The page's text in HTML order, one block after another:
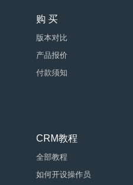
购 买
版本对比
产品报价
付款须知
CRM教程
全部教程
如何开设操作员